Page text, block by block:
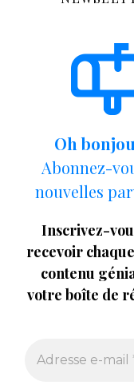
Oh
Abonnez-
nouvelles
Inscrivez-
recevoir
contenu
votre boîte de